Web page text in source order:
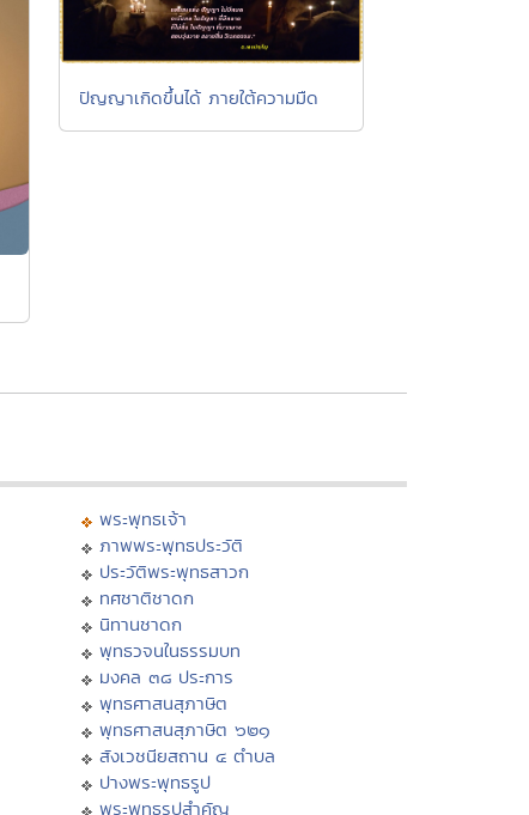
ปัญญาเกิดขึ้นได้ ภายใต้ความมืด
พระพุทธเจ้า
ภาพพระพุทธประวัติ
ประวัติพระพุทธสาวก
ทศชาติชาดก
นิทานชาดก
พุทธวจนในธรรมบท
มงคล ๓๘ ประการ
พุทธศาสนสุภาษิต
พุทธศาสนสุภาษิต ๖๒๑
สังเวชนียสถาน ๔ ตำบล
ปางพระพุทธรูป
พระพุทธรูปสำคัญ